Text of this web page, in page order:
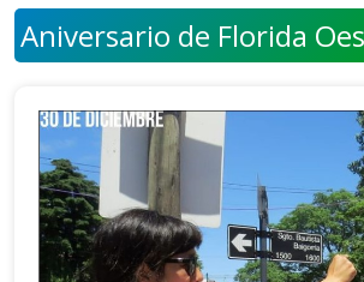
Aniversario de Florida